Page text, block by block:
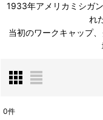
1933年アメリカミシガ
れ
当初のワークキャップ
0件